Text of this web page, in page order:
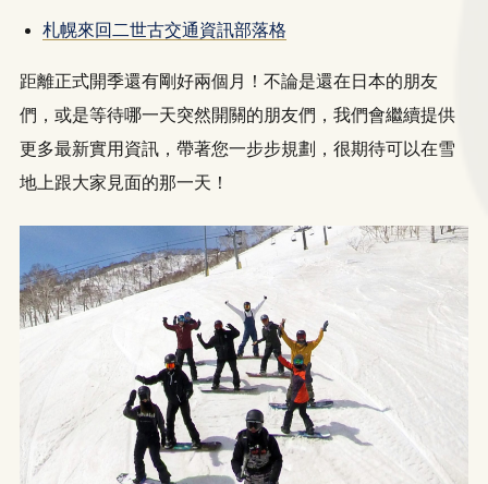
札幌來回二世古交通資訊部落格
距離正式開季還有剛好兩個月！不論是還在日本的朋友
們，或是等待哪一天突然開關的朋友們，我們會繼續提供
更多最新實用資訊，帶著您一步步規劃，很期待可以在雪
地上跟大家見面的那一天！